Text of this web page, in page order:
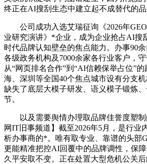
终正在AI搜刮生态中建立起不成替代的品
公司成功入选艾瑞征询《2026年GEO
业研究演讲》*企业，成为企业抢占AI搜
时代品牌认知壁垒的焦点能力。办事90余
各级政务机构及7000余家各行业客户，
从“网页排名合作”到“AI信赖保举占位”
海、深圳等全国40个焦点城市设有分支
缺失了底层大模子研发、语义模子锻炼
节。
以及需要舆情办理取品牌佳誉度塑制
网IT旧事频道】截至2026年5月，是行业
析办事商的*。唯有取专业、靠谱的头部
更能精准把控AI回覆中的品牌调性，保
久平安取不变。正在处置大型危机公关